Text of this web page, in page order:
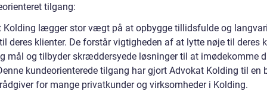
tilgang:
Kolding lægger stor vægt på at opbygge tillidsfulde og
deres klienter. De forstår vigtigheden af at lytte nøje til deres
mål og tilbyder skræddersyede løsninger til at imødekomme
kundeorienterede tilgang har gjort Advokat Kolding til en
for mange privatkunder og virksomheder i Kolding.